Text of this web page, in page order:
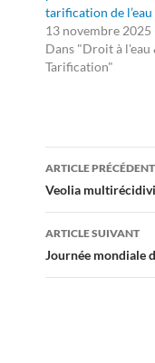
tarification de l’eau
13 novembre 2025
Dans "Droit à l'eau
Tarification"
Navigation
des
articles
ARTICLE PRÉCÉDENT
Veolia
ARTICLE SUIVANT
Journée mondiale